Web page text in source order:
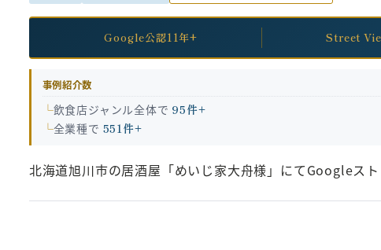
Google公認11年+ Street
事例紹介数
飲食店ジャンル全体で 95件+
全業種で 551件+
北海道旭川市の居酒屋「めいじ家大舟様」にてGoogleス